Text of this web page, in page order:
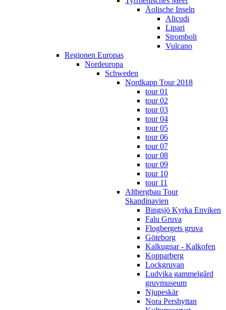
Äolische Inseln
Alicudi
Lipari
Stromboli
Vulcano
Regionen Europas
Nordeuropa
Schweden
Nordkapp Tour 2018
tour 01
tour 02
tour 03
tour 04
tour 05
tour 06
tour 07
tour 08
tour 09
tour 10
tour 11
Altbergbau Tour
Skandinavien
Bingsjö Kyrka Enviken
Falu Gruva
Flogbergets gruva
Göteborg
Kalkugnar - Kalkofen
Kopparberg
Lockgruvan
Ludvika gammelgård
gruvmuseum
Njupeskär
Nora Pershyttan